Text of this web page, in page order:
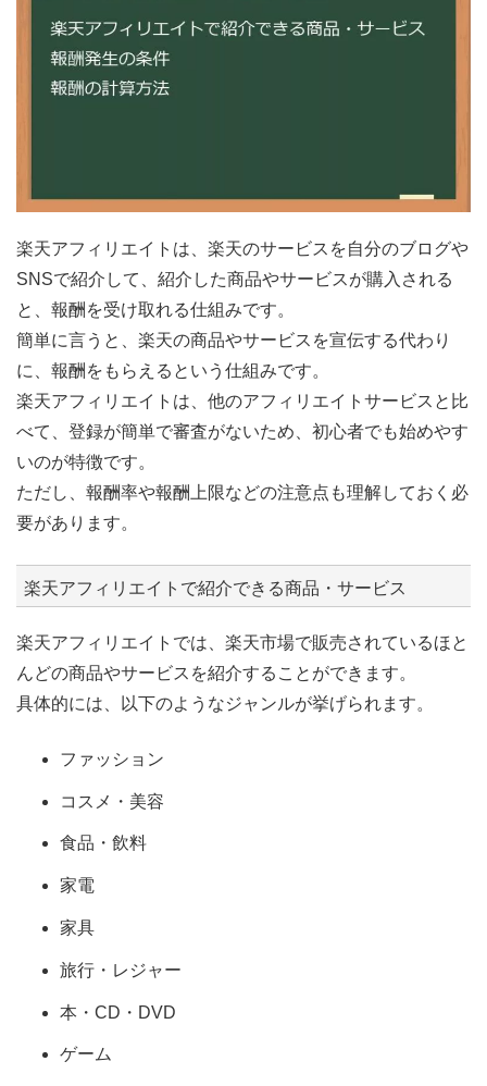
楽天アフィリエイトは、楽天のサービスを自分のブログや
SNSで紹介して、紹介した商品やサービスが購入される
と、報酬を受け取れる仕組みです。
簡単に言うと、楽天の商品やサービスを宣伝する代わり
に、報酬をもらえるという仕組みです。
楽天アフィリエイトは、他のアフィリエイトサービスと比
べて、登録が簡単で審査がないため、初心者でも始めやす
いのが特徴です。
ただし、報酬率や報酬上限などの注意点も理解しておく必
要があります。
楽天アフィリエイトで紹介できる商品・サービス
楽天アフィリエイトでは、楽天市場で販売されているほと
んどの商品やサービスを紹介することができます。
具体的には、以下のようなジャンルが挙げられます。
ファッション
コスメ・美容
食品・飲料
家電
家具
旅行・レジャー
本・CD・DVD
ゲーム